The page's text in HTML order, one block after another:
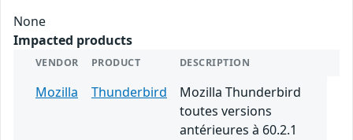
None
Impacted products
VENDOR PRODUCT DESCRIPTION
Mozilla Thunderbird
Mozilla Thunderbird
toutes versions
antérieures à 60.2.1